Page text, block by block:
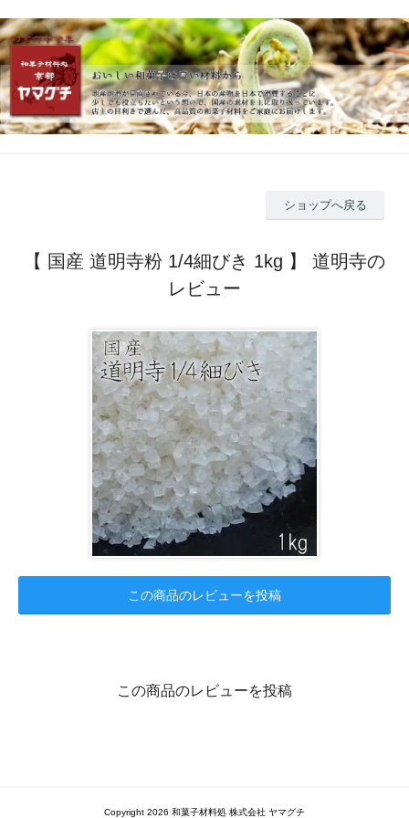
ショップへ戻る
【 国産 道明寺粉 1/4細びき 1kg 】 道明寺の
レビュー
この商品のレビューを投稿
この商品のレビューを投稿
Copyright 2026 和菓子材料処 株式会社 ヤマグチ